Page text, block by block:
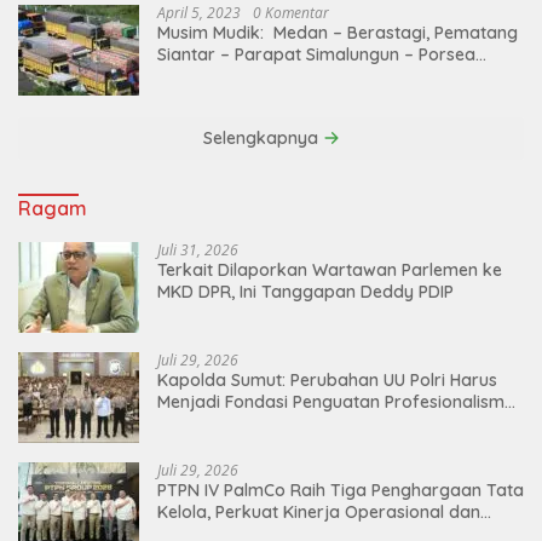
April 5, 2023 0 Komentar
Musim Mudik: Medan – Berastagi, Pematang
Siantar – Parapat Simalungun – Porsea
Selengkapnya
Ragam
Juli 31, 2026
Terkait Dilaporkan Wartawan Parlemen ke
MKD DPR, Ini Tanggapan Deddy PDIP
Juli 29, 2026
Kapolda Sumut: Perubahan UU Polri Harus
Menjadi Fondasi Penguatan Profesionalisme
Juli 29, 2026
PTPN IV PalmCo Raih Tiga Penghargaan Tata
Kelola, Perkuat Kinerja Operasional dan